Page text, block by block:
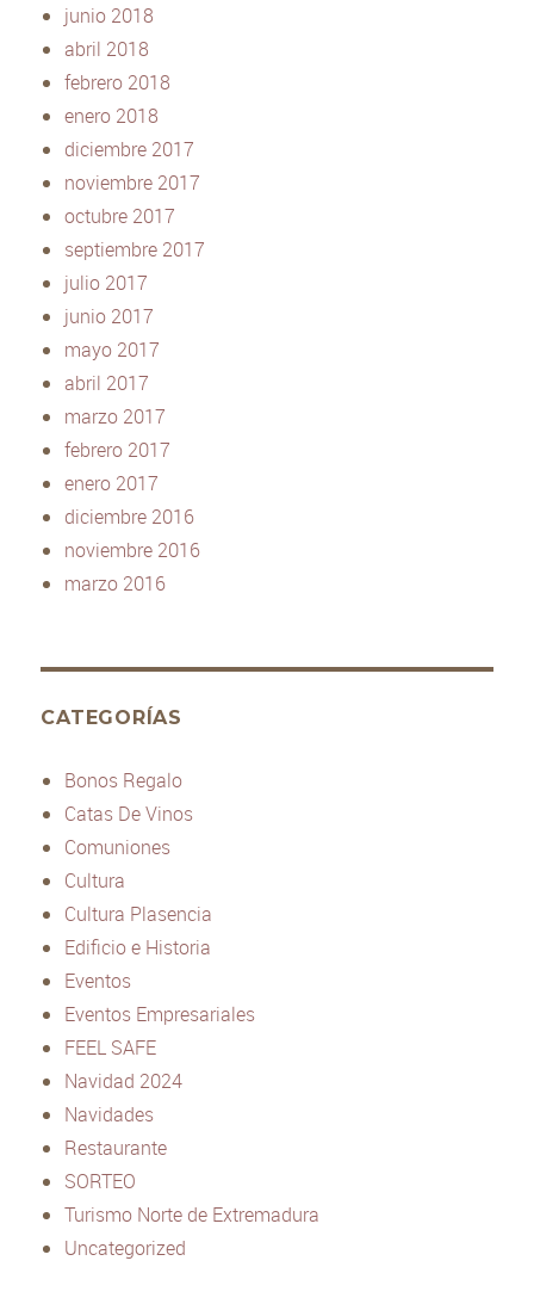
junio 2018
abril 2018
febrero 2018
enero 2018
diciembre 2017
noviembre 2017
octubre 2017
septiembre 2017
julio 2017
junio 2017
mayo 2017
abril 2017
marzo 2017
febrero 2017
enero 2017
diciembre 2016
noviembre 2016
marzo 2016
CATEGORÍAS
Bonos Regalo
Catas De Vinos
Comuniones
Cultura
Cultura Plasencia
Edificio e Historia
Eventos
Eventos Empresariales
FEEL SAFE
Navidad 2024
Navidades
Restaurante
SORTEO
Turismo Norte de Extremadura
Uncategorized